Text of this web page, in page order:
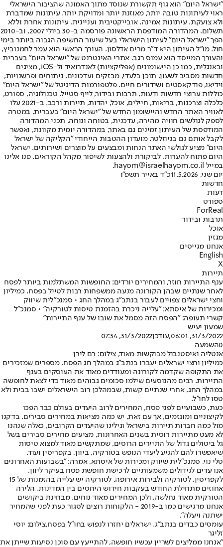
"ישראל היום" הוא גוף תקשורת שנוסד מתוך האמונה שהציבור הישראלי
ראוי לעיתונות טובה יותר, מאוזנת יותר ומדויקת יותר. עיתונות שמדברת
ולא צועקת. עיתונות אמינה, אובייקטיבית ועניינית. עיתונות אחרת וללא
תשלום. המהדורה המודפסת הראשונה פורסמה ב-30 ביולי 2007, וב-2010
הפך "ישראל היום" לעיתון הישראלי בעל שיעור החשיפה הגבוה ביותר בימי
חול. מו"ל העיתון היא ד"ר מרים אדלסון. העורך הראשי הוא עמר לחמנוביץ,
והעורך המייסד הוא עמוס רגב. אתרי האינטרנט של "ישראל היום" בעברית
ובאנגלית, כמו כן היישומונים (אפליקציות) לאנדרואיד ול-iOS, מציגים
חדשות מסביב לשעון, תוכן בלעדי, מבזקים ועדכונים, ניתוחים ופרשנויות,
וידיאו, פודקאסטים ושידורים חיים. פלטפורמות הדיגיטל של "ישראל היום"
כוללות ערוצי חדשות ודעות, תרבות ובידור, לייף סטייל, טכנולוגיה, ספורט,
כלכלה וצרכנות, בריאות, חיילים, אוכל, יהדות, תיירות ורכב. ב-2021 עלו
לאוויר האתר החדש והיישומון החדש של "ישראל היום" בעברית, במטרה
לספק לגולשים חוויה מהירה, עדכנית, בטוחה ונוחה. תכני המהדורה
המודפסת של העיתון זמינים גם באתר, במהדורה יומית מקוונת, ואפשר
לקבל אותם גם בניוזלטר. מועדון ההטבות הייחודי "הקליקה של ישראל
היום" מציע לגולשי האתר הנחות ומבצעים על מוצרים ושירותים. ישראל
היום פתוח להערות, לביקורת ולהצעות לשיפור מקהל הקוראים. פנו אלינו
במייל hayom@israelhayom.co.il.
יום שני, 11.5.2026
כ"ד באייר תשפ"ו
חדשות
דעות
ספורט
ForReal
תרבות ובידור
אוכל
מגזין
אנחנו מגייסים
English
X
תיירות
ענף התיירות חוזר, והמחירים יורדים: החופשות המשתלמות ביותר לפסח
לאחר שנתיים שבהן הקורונה מנעה ממשפחות רבות לטייל בפסח, כמיליון
וחצי ישראלים צפויים לעבור בנתב"ג במהלך החג • סמנכ"לית שיווק
ומכירות של איסתא: "עלייה ניכרת בהזמנת טיסות לטורקיה" • סמנכ"ל
קשרי תעופה: "הפסח הזה מסמל את שובו של ענף התיירות"
שמעון יעיש
31/3/2022, 06:01
,עודכן31/3/2022, 07:34
0השמעה
אנטליה ואיסטנבול מבוקשות מאוד, צילום: רם לירן
כמיליון וחצי ישראלים יעברו בנתב"ג במהלך חג הפסח, מספרים שמזכירים
את התקופה שקדמה לקורונה ומעודדים מאוד את העוסקים בענף
התיירות. רבים מהנוסעים שילמו סכומים גבוהים מאוד כדי לצאת לחופשה
במהלך החג, אחרי שנתיים קשות, שבמהלכן רוב הישראלים ישבו בבית ולא
טסו לחו"ל.
כעת, כשבועיים לפני פסח, המחירים לרוב היעדים בעולם כבר הפכו
לקיצוניים ומוגזמים, אך עם זאת, יש כמה מציאות במחירים סבירים. בדקנו
מול כמה חברות תיירות בישראל וגילינו שהיעדים הקרובים, כאלה שנהנו
לא מעט מתיירות רוסית בשנים האחרונות, מציעים מחירים סבירים בשל
גל ביטולים גדול של התיירים הרוסים, שמתקשים מאוד למצוא טיסות
שיאפשרו להם להגיע ליעדי הנופש בטורקיה, ביוון, בקפריסין ועוד.
טלי נוי, סמנכ"לית שיווק ומכירות של איסתא, אמרה: "בשבועות האחרונים
אנו עדים לגידולים משמעותיים לרכישת חופשת פסח בעיקר ליוון,
לקפריסין, לטורקיה ולבירות אירופה. לטורקיה יש עלייה בהזמנות של 15
אחוזים מתחילת החודש בעקבות חידוש היחסים בין המדינות. הלירה
הטורקית מאוד נחלשה, ולכן המחירים מאוד נוחים. מבחינת ביקושים
אנחנו מרגישים כמו ב-2019 - הלקוחות רוצים לסגור כעת לפני שהמחיר
ישתנה ויעלה".
עומסים כבדים בנתב"ג. ישראלים יחזרו לנפוש בחו"ל בפסח,צילום: יוסי
זליגר
"אנחנו ממליצים לשריין עכשיו חופשה, להתייעץ עם סוכן נסיעות שייתן את